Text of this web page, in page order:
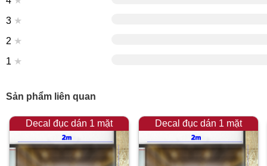
3 ★
2 ★
1 ★
Sản phẩm liên quan
Decal đục dán 1 mặt Decal đục dán 1 mặt